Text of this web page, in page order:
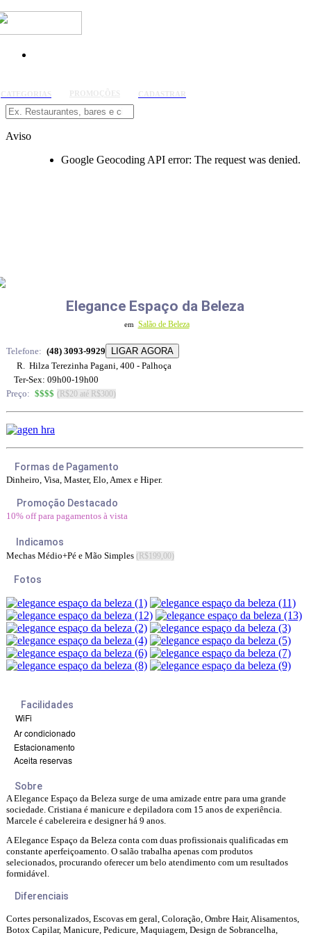
Aviso
Google Geocoding API error: The request was denied.
Elegance Espaço da Beleza
em Salão de Beleza
Telefone: (48) 3093-9929
R. Hilza Terezinha Pagani, 400 - Palhoça
Ter-Sex: 09h00-19h00
Preço: $$$$ (R$20 até R$300)
Formas de Pagamento
Dinheiro, Visa, Master, Elo, Amex e Hiper.
Promoção Destacado
10% off para pagamentos à vista
Indicamos
Mechas Médio+Pé e Mão Simples (R$199,00)
Fotos
Facilidades
WiFi
Ar condicionado
Estacionamento
Aceita reservas
Sobre
A Elegance Espaço da Beleza surge de uma amizade entre para uma grande
sociedade. Cristiana é manicure e depiladora com 15 anos de experiência.
Marcele é cabelereira e designer há 9 anos.
A Elegance Espaço da Beleza conta com duas profissionais qualificadas em
constante aperfeiçoamento. O salão trabalha apenas com produtos
selecionados, procurando oferecer um belo atendimento com um resultados
formidável.
Diferenciais
Cortes personalizados, Escovas em geral, Coloração, Ombre Hair, Alisamentos,
Botox Capilar, Manicure, Pedicure, Maquiagem, Design de Sobrancelha,